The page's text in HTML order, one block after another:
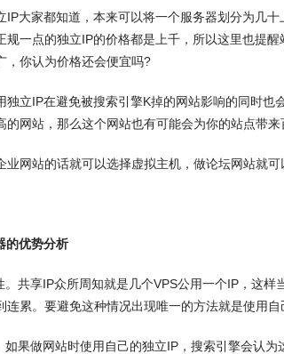
家都知道，本来可以将一个服务器划分为几十
规一点的独立IP的价格都是上千，所以这里也提
，你认为价格还会便宜吗?
IP在避免被搜索引擎K掉的网站影响的同时也
的网站，那么这个网站也有可能会为你的站点带来
站的话就可以选择虚拟主机，做论坛网站就可
的优势分析
享IP众所周知就是几个VPS公用一个IP，这样
连累。要避免这种情况出现唯一的方法就是使用自
做网站时使用自己的独立IP，搜索引擎会认为